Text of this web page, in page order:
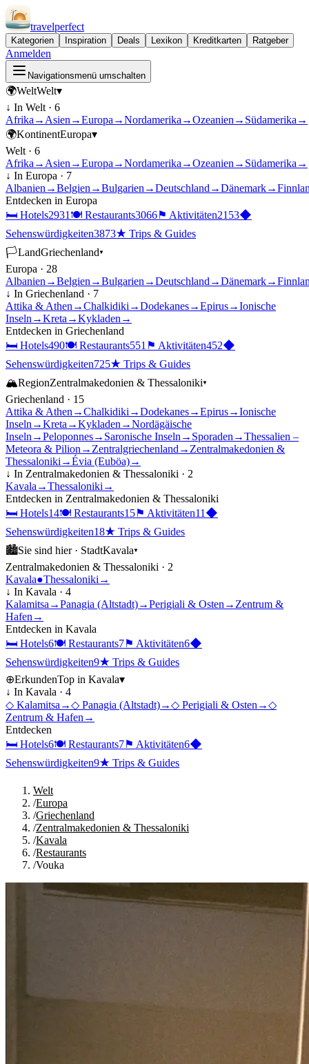
travelperfect
Kategorien Inspiration Deals Lexikon Kreditkarten Ratgeber
Anmelden
Navigationsmenü umschalten
🌍WeltWelt▾
↓ In Welt · 6
Afrika → Asien →Europa →Nordamerika →Ozeanien → Südamerika →
🌍KontinentEuropa▾
Welt · 6
Afrika → Asien →Europa →Nordamerika →Ozeanien → Südamerika →
↓ In Europa · 7
Albanien →Belgien →Bulgarien →Deutschland →Dänemark→
Entdecken in Europa
🛏 Hotels2931 🍽 Restaurants3066⚑ Aktivitäten2153◆
Sehenswürdigkeiten3873★ Trips & Guides
🏳LandGriechenland▾
Europa · 28
Albanien →Belgien →Bulgarien →Deutschland →Dänemark→
↓ In Griechenland · 7
Attika & Athen →Chalkidiki →Dodekanes→Epirus→Ionische
Inseln →Kreta →Kykladen →
Entdecken in Griechenland
🛏 Hotels490🍽 Restaurants551 ⚑ Aktivitäten452◆
Sehenswürdigkeiten725★ Trips & Guides
🏔RegionZentralmakedonien & Thessaloniki▾
Griechenland · 15
Attika & Athen →Chalkidiki →Dodekanes→Epirus→Ionische
Inseln →Kreta →Kykladen →Nordägäische
Inseln →Peloponnes→ Saronische Inseln → Sporaden →Thessalien –
Meteora & Pilion → Zentralgriechenland → Zentralmakedonien &
Thessaloniki →Évia (Euböa)→
↓ In Zentralmakedonien & Thessaloniki · 2
Kavala →Thessaloniki →
Entdecken in Zentralmakedonien & Thessaloniki
🛏 Hotels14🍽 Restaurants15⚑ Aktivitäten11 ◆
Sehenswürdigkeiten18★ Trips & Guides
🏙Sie sind hier · StadtKavala▾
Zentralmakedonien & Thessaloniki · 2
Kavala●Thessaloniki →
↓ In Kavala · 4
Kalamitsa →Panagia (Altstadt)→Perigiali & Osten → Zentrum &
Hafen →
Entdecken in Kavala
🛏 Hotels6🍽 Restaurants7⚑ Aktivitäten6◆
Sehenswürdigkeiten9★ Trips & Guides
⊕ErkundenTop in Kavala▾
↓ In Kavala · 4
◇ Kalamitsa →◇ Panagia (Altstadt)→◇ Perigiali & Osten →◇
Zentrum & Hafen →
Entdecken
🛏 Hotels6🍽 Restaurants7⚑ Aktivitäten6◆
Sehenswürdigkeiten9★ Trips & Guides
Welt
/Europa
/Griechenland
/Zentralmakedonien & Thessaloniki
/Kavala
/Restaurants
/Vouka